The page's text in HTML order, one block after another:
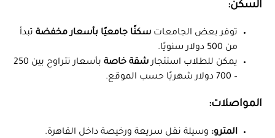
السكن:
توفر بعض الجامعات سكنًا جامعيًا بأسعار مخفضة تبدأ
من 500 دولار سنويًا.
يمكن للطلاب استئجارشقة خاصة
بأسعار تتراوح بين 250
– 700 دولار شهريًا حسب الموقع.
المواصلات:
المترو: وسيلة نقل سريعة ورخيصة داخل القاهرة.